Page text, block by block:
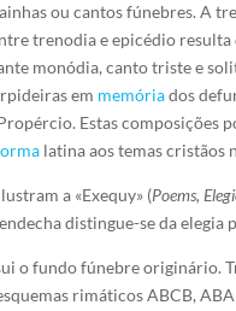
ou cantos fúnebres. A
trenodia e epicédio
monódia, canto triste e
em memóriados
Estas composições
latina aos temas cristãos
a «Exequy» (Poems,
distingue-se da elegia
o fundo fúnebre
rimáticos ABCB,